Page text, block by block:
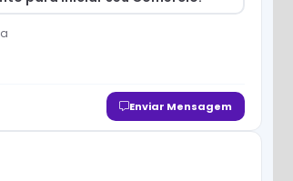
Enviar Mensagem